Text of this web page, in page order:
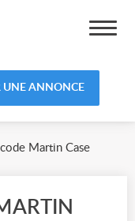
UNE ANNONCE
Martin Case